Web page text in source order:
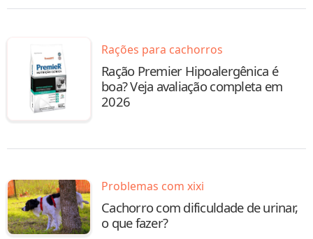
Rações para cachorros
Ração Premier Hipoalergênica é
boa? Veja avaliação completa em
2026
Problemas com xixi
Cachorro com dificuldade de urinar,
o que fazer?